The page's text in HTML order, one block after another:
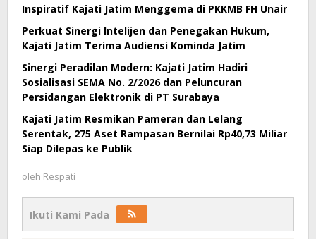
Inspiratif Kajati Jatim Menggema di PKKMB FH Unair
Perkuat Sinergi Intelijen dan Penegakan Hukum,
Kajati Jatim Terima Audiensi Kominda Jatim
Sinergi Peradilan Modern: Kajati Jatim Hadiri
Sosialisasi SEMA No. 2/2026 dan Peluncuran
Persidangan Elektronik di PT Surabaya
Kajati Jatim Resmikan Pameran dan Lelang
Serentak, 275 Aset Rampasan Bernilai Rp40,73 Miliar
Siap Dilepas ke Publik
oleh Respati
Ikuti Kami Pada